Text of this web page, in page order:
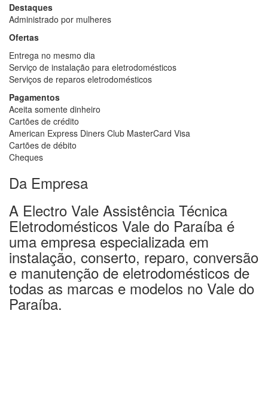
Destaques
Administrado por mulheres
Ofertas
Entrega no mesmo dia
Serviço de instalação para eletrodomésticos
Serviços de reparos eletrodomésticos
Pagamentos
Aceita somente dinheiro
Cartões de crédito
American Express Diners Club MasterCard Visa
Cartões de débito
Cheques
Da Empresa
A Electro Vale Assistência Técnica
Eletrodomésticos Vale do Paraíba é
uma empresa especializada em
instalação, conserto, reparo, conversão
e manutenção de eletrodomésticos de
todas as marcas e modelos no Vale do
Paraíba.